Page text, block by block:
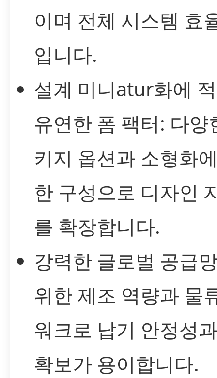
이며 전체 시스템 효
입니다.
설계 미니atur화에
유연한 폼 팩터: 다양
키지 옵션과 소형화
한 구성으로 디자인
를 확장합니다.
강력한 글로벌 공급
위한 제조 역량과 물
워크로 납기 안정성
확보가 용이합니다.